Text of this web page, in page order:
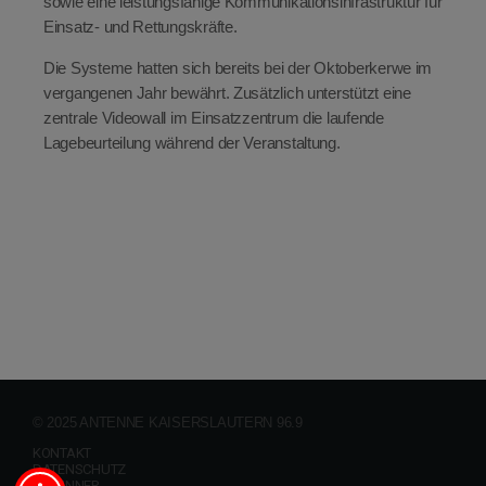
Einsatz- und Rettungskräfte.
Die Systeme hatten sich bereits bei der Oktoberkerwe im
vergangenen Jahr bewährt. Zusätzlich unterstützt eine
zentrale Videowall im Einsatzzentrum die laufende
Lagebeurteilung während der Veranstaltung.
© 2025 ANTENNE KAISERSLAUTERN 96.9
KONTAKT
DATENSCHUTZ